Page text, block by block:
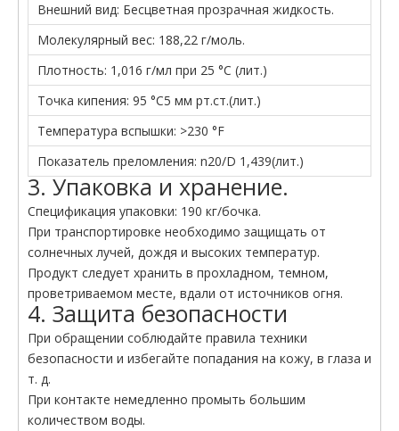
Внешний вид: Бесцветная прозрачная жидкость.
Молекулярный вес: 188,22 г/моль.
Плотность: 1,016 г/мл при 25 °C (лит.)
Точка кипения: 95 °C5 мм рт.ст.(лит.)
Температура вспышки: >230 °F
Показатель преломления: n20/D 1,439(лит.)
3. Упаковка и хранение.
Спецификация упаковки: 190 кг/бочка.
При транспортировке необходимо защищать от
солнечных лучей, дождя и высоких температур.
Продукт следует хранить в прохладном, темном,
проветриваемом месте, вдали от источников огня.
4. Защита безопасности
При обращении соблюдайте правила техники
безопасности и избегайте попадания на кожу, в глаза и
т. д.
При контакте немедленно промыть большим
количеством воды.